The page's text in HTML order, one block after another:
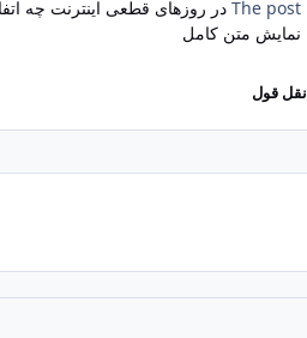
The post در روزهای قطعی اینترنت چه
نمایش متن کامل
نقل قول